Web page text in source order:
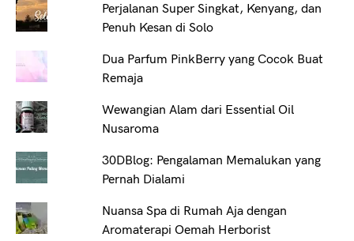
Perjalanan Super Singkat, Kenyang, dan
Penuh Kesan di Solo
Dua Parfum PinkBerry yang Cocok Buat
Remaja
Wewangian Alam dari Essential Oil
Nusaroma
30DBlog: Pengalaman Memalukan yang
Pernah Dialami
Nuansa Spa di Rumah Aja dengan
Aromaterapi Oemah Herborist